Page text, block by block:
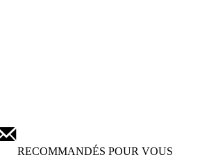
RECOMMANDÉS POUR VOUS